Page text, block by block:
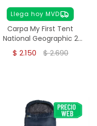
Llega hoy MVD
Carpa My First Tent
National Geographic 2
Personas
$ 2.150 $2.690